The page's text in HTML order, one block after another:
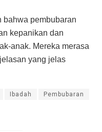
bahwa pembubaran
kepanikan dan
anak. Mereka merasa
yang jelas
Ibadah Pembubaran